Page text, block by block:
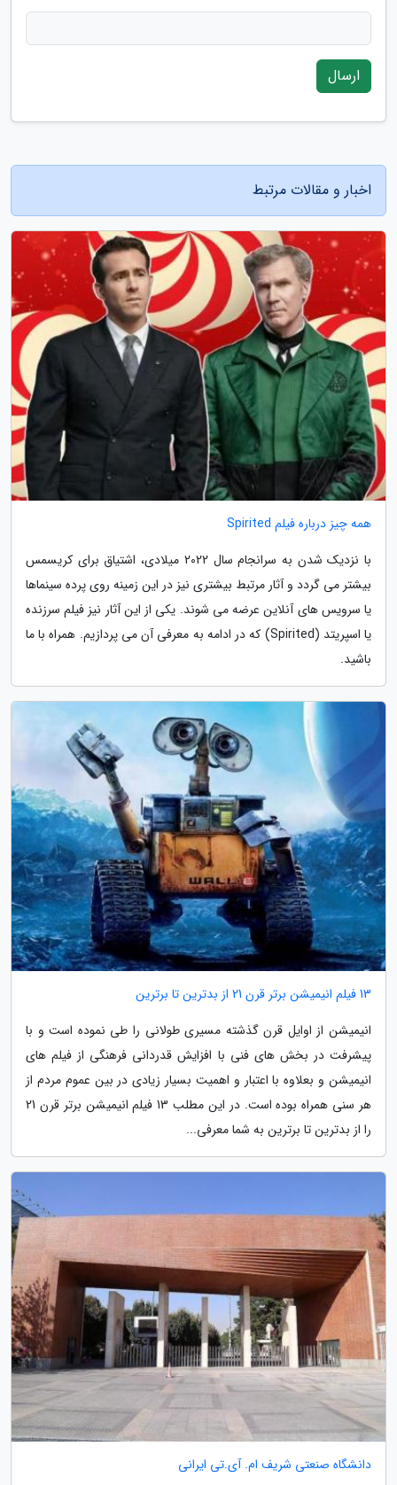
ارسال
اخبار و مقالات مرتبط
همه چیز درباره فیلم Spirited
با نزدیک شدن به سرانجام سال 2022 میلادی، اشتیاق برای کریسمس
بیشتر می گردد و آثار مرتبط بیشتری نیز در این زمینه روی پرده سینماها
یا سرویس های آنلاین عرضه می شوند. یکی از این آثار نیز فیلم سرزنده
یا اسپریتد (Spirited) که در ادامه به معرفی آن می پردازیم. همراه با ما
باشید.
13 فیلم انیمیشن برتر قرن 21 از بدترین تا برترین
انیمیشن از اوایل قرن گذشته مسیری طولانی را طی نموده است و با
پیشرفت در بخش های فنی با افزایش قدردانی فرهنگی از فیلم های
انیمیشن و بعلاوه با اعتبار و اهمیت بسیار زیادی در بین عموم مردم از
هر سنی همراه بوده است. در این مطلب 13 فیلم انیمیشن برتر قرن 21
را از بدترین تا برترین به شما معرفی...
دانشگاه صنعتی شریف ام. آی.تی ایرانی